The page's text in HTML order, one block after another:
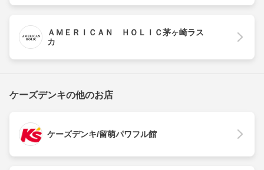
ＡＭＥＲＩＣＡＮ ＨＯＬＩＣ茅ヶ崎ラス
カ
ケーズデンキの他のお店
ケーズデンキ/留萌パワフル館